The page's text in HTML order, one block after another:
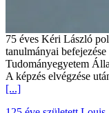
75 éves Kéri László
tanulmányai
Tudományegyetem
A képzés elvégzése
[...]